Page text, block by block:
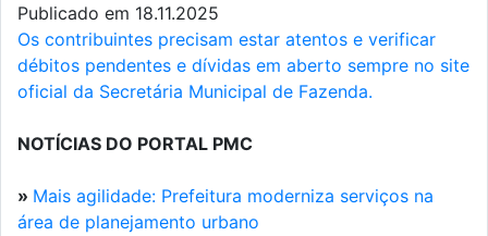
Publicado em 18.11.2025
Os contribuintes precisam estar atentos e verificar
débitos pendentes e dívidas em aberto sempre no site
oficial da Secretária Municipal de Fazenda.
NOTÍCIAS DO PORTAL PMC
» Mais agilidade: Prefeitura moderniza serviços na
área de planejamento urbano